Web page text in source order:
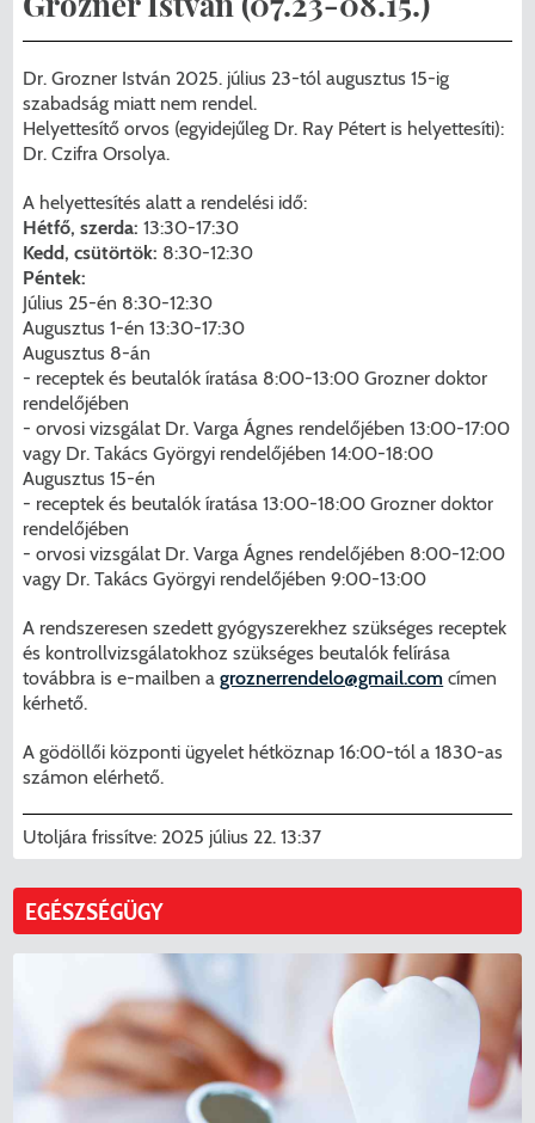
Központhoz való csatlakozása
Péceli Polgármesteri Hivatal energetikai
Komplex csapadékvíz-elvezetés
Pécel Város Önkormányzata 250 000
000 Ft értékű támogatást nyert az
alábbi projekt vonatkozásában.
Menzakártya/Applikáció
Kedvezmények/Diéta/Allergia
Nyomtatványok
Kapcsolat
2025/2026. tanév
Dr. Grozner István 2025. július 23-tól augusztus 15-ig
szabadság miatt nem rendel.
Helyettesítő orvos (egyidejűleg Dr. Ray Pétert is helyettesíti):
Dr. Czifra Orsolya.
A helyettesítés alatt a rendelési idő:
Hétfő, szerda: 13:30-17:30
Kedd, csütörtök: 8:30-12:30
Péntek:
Július 25-én 8:30-12:30
Augusztus 1-én 13:30-17:30
Augusztus 8-án
- receptek és beutalók íratása 8:00-13:00 Grozner doktor
rendelőjében
- orvosi vizsgálat Dr. Varga Ágnes rendelőjében 13:00-17:00
vagy Dr. Takács Györgyi rendelőjében 14:00-18:00
Augusztus 15-én
- receptek és beutalók íratása 13:00-18:00 Grozner doktor
rendelőjében
- orvosi vizsgálat Dr. Varga Ágnes rendelőjében 8:00-12:00
vagy Dr. Takács Györgyi rendelőjében 9:00-13:00
A rendszeresen szedett gyógyszerekhez szükséges receptek
és kontrollvizsgálatokhoz szükséges beutalók felírása
továbbra is e-mailben agroznerrendelo@gmail.com címen
kérhető.
A gödöllői központi ügyelet hétköznap 16:00-tól a 1830-as
számon elérhető.
Utoljára frissítve: 2025 július 22. 13:37
EGÉSZSÉGÜGY